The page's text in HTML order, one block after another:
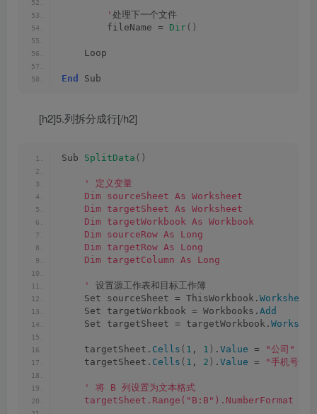
        '
处理下一个文件
        fileName =
Dir ()
    Loop
End Sub
[h2]5.列拆分成行[/h2]
Sub SplitData ()
' 定义变量
    Dim sourceSheet As Worksheet
    Dim targetSheet As Worksheet
    Dim targetWorkbook As Workbook
    Dim sourceRow As Long
    Dim targetRow As Long
    Dim targetColumn As Long
    '
设置源工作表和目标工作簿
    Set sourceSheet = ThisWorkbook.
Worksheets
    Set targetWorkbook = Workbooks.
Add
    Set targetSheet = targetWorkbook.
    targetSheet.
Cells ( 1 , 1 ) . Value =
"公司"
    targetSheet.
Cells ( 1 , 2 ) . Value = "手机号"
' 将 B 列设置为文本格式
targetSheet.Range("B:B").NumberFormat =